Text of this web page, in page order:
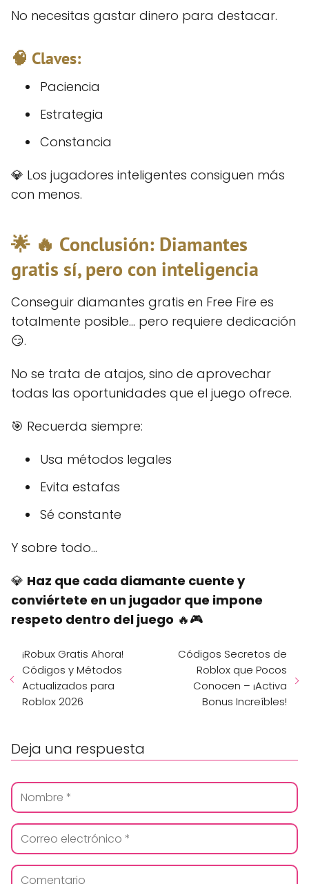
No necesitas gastar dinero para destacar.
🧠 Claves:
Paciencia
Estrategia
Constancia
💎 Los jugadores inteligentes consiguen más
con menos.
🌟 🔥 Conclusión: Diamantes
gratis sí, pero con inteligencia
Conseguir diamantes gratis en Free Fire es
totalmente posible… pero requiere dedicación
😏.
No se trata de atajos, sino de aprovechar
todas las oportunidades que el juego ofrece.
🎯 Recuerda siempre:
Usa métodos legales
Evita estafas
Sé constante
Y sobre todo…
💎 Haz que cada diamante cuente y
conviértete en un jugador que impone
respeto dentro del juego 🔥🎮
¡Robux Gratis Ahora!
Códigos y Métodos
Actualizados para
Roblox 2026
Códigos Secretos de
Roblox que Pocos
Conocen – ¡Activa
Bonus Increíbles!
Deja una respuesta